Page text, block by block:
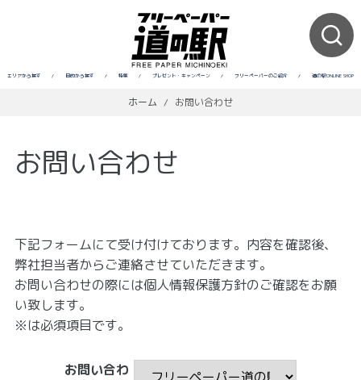
エリアから探す / 目的から探す / 特集 / プレゼント・キャンペーン / フリーペーパーのご紹介 / 道の駅ONLINE SHOP
ホーム / お問い合わせ
お問い合わせ
下記フォームにて受け付けております。内容を確認後、
弊社担当者からご連絡させていただきます。
お問い合わせの際には個人情報保護方針のご確認をお願
い致します。
※は必須項目です。
お問い合わ